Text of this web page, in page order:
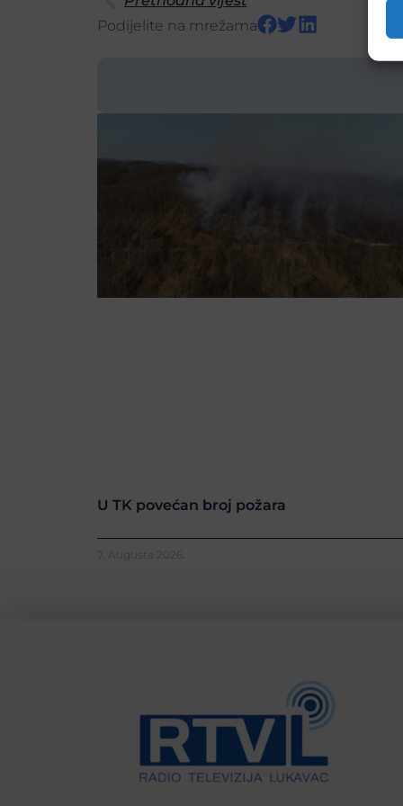
Podijelite na mrežama
U TK povećan broj požara
7. Augusta 2026.